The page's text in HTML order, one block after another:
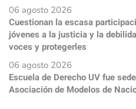
06 agosto 2026
Cuestionan la escasa
jóvenes a la justicia y la
voces y protegerles
06 agosto 2026
Escuela de Derecho UV fue
Asociación de Modelos de